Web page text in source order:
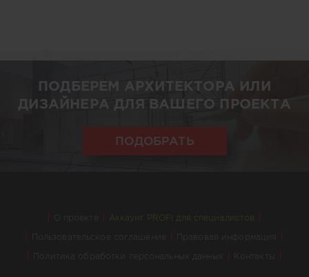
ПОДБЕРЕМ АРХИТЕКТОРА ИЛИ
ДИЗАЙНЕРА ДЛЯ ВАШЕГО ПРОЕКТА
ПОДОБРАТЬ
О проекте Аккаунт PROFI для специалистов
Пользовательское соглашение Правовая информация
Политика обработки персональных данных Контакты